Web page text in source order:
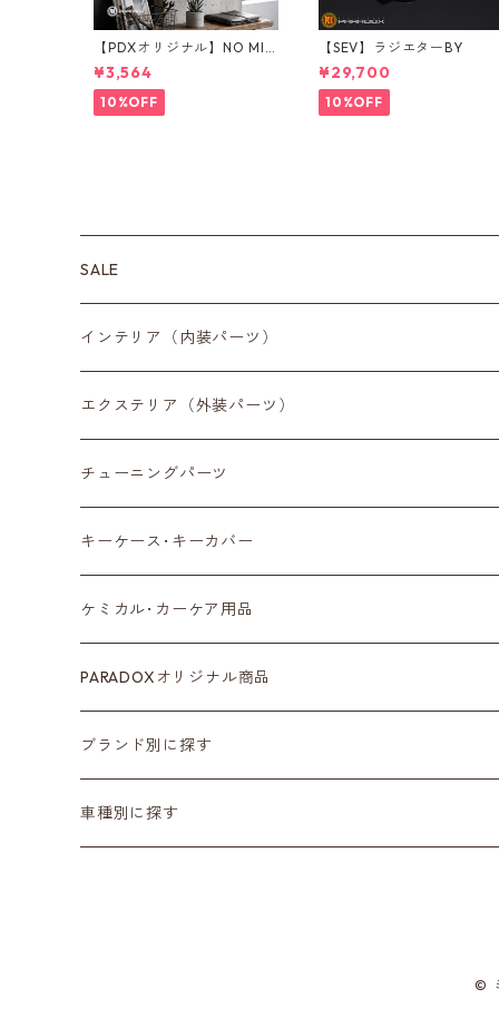
【PDXオリジナル】NO MIN
I NO LIFE Tシャツ Sサイズ
¥3,564
10%OFF
【SEV】ラジエターBY
¥29,700
10%OFF
SALE
インテリア（内装パーツ）
収納小物
スマートフォン
センターディスプレイ
ルームミラー
カラーシートベルト
カーボン
ステアリング
エクステリア（外装パーツ）
サイドミラー
アンテナ
タイヤ
ホイール
サスペンション･車高調
ヘッドランプ
チューニングパーツ
キーケース･キーカバー
ケミカル･カーケア用品
PARADOXオリジナル商品
ブランド別に探す
Adam’ｓ Polishes
車種別に探す
©